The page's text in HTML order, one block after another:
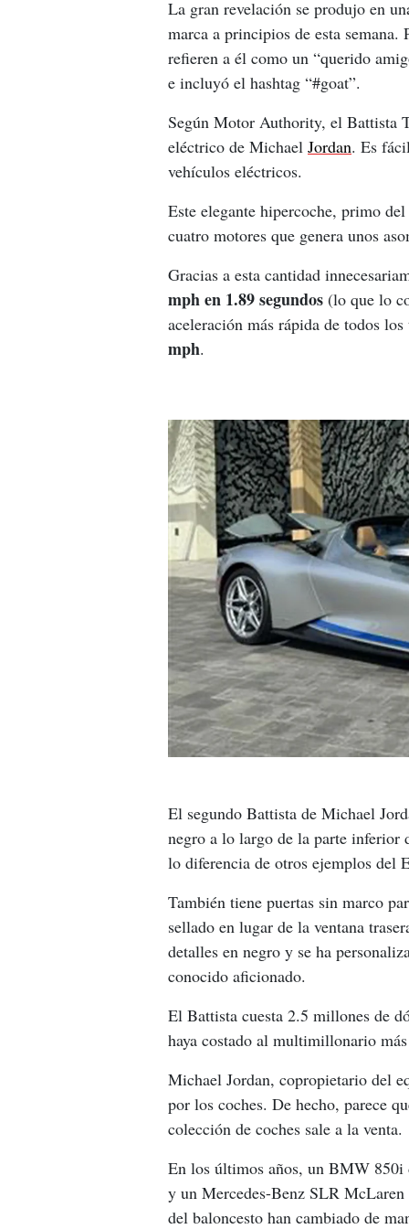
La gran revelación se produjo en
marca a principios de esta
refieren a él como un “querido
e incluyó el hashtag “#goat”.
Según Motor Authority, el Battista
eléctrico de Michael Jordan. Es
vehículos eléctricos.
Este elegante hipercoche, primo
cuatro motores que genera unos
Gracias a esta cantidad
mph en 1.89 segundos (lo que lo
aceleración más rápida de todos
mph.
El segundo Battista de Michael
negro a lo largo de la parte
lo diferencia de otros ejemplos del
También tiene puertas sin marco
sellado en lugar de la ventana
detalles en negro y se ha
conocido aficionado.
El Battista cuesta 2.5 millones de
haya costado al multimillonario
Michael Jordan, copropietario del
por los coches. De hecho, parece
colección de coches sale a la venta.
En los últimos años, un BMW
y un Mercedes-Benz SLR
del baloncesto han cambiado de